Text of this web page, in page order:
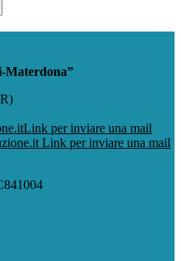
Materdona”
Link per inviare una mail
Link per inviare una mail